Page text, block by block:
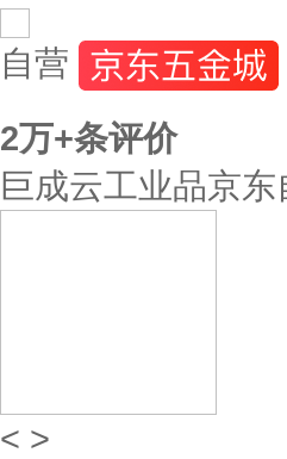
自营
2万+条评价
巨成云工业品京东
< >